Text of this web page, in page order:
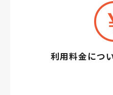
利用料金につ